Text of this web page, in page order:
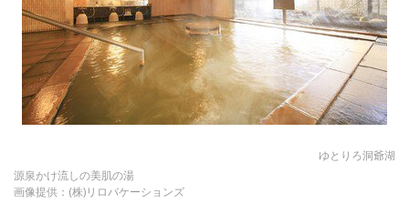
ゆとりろ洞爺湖
源泉かけ流しの美肌の湯
画像提供：(株)リロバケーションズ